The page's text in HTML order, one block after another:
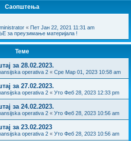
Саопштења
« Пет Јан 22, 2021 11:31 am
преузимање материјала !
Теме
за 28.02.2023.
operativa 2 « Сре Мар 01, 2023 10:58 am
за 27.02.2023.
operativa 2 « Уто Феб 28, 2023 12:33 pm
за 24.02.2023.
operativa 2 « Уто Феб 28, 2023 10:56 am
за 23.02.2023
operativa 2 « Уто Феб 28, 2023 10:56 am